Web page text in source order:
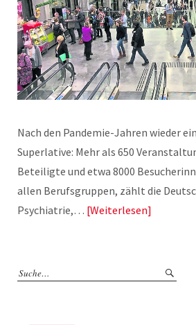
Nach den Pandemie-Jahren wieder
Superlative: Mehr als 650
Beteiligte und etwa 8000
allen Berufsgruppen, zählt die
Psychiatrie,… Weiterlesen